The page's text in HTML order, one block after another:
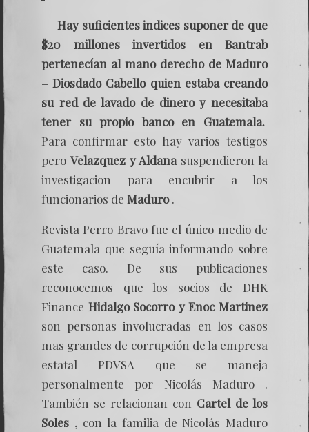
Hay suficientes indices suponer de que
$20 millones invertidos en Bantrab
pertenecían al mano derecho de Maduro
– Diosdado Cabello quien estaba creando
su red de lavado de dinero y necesitaba
tener su propio banco en Guatemala.
Para confirmar esto hay varios testigos
pero Velazquez y Aldanasuspendieron la
investigacion para encubrir a los
funcionarios de Maduro.
Revista Perro Bravo fue el único medio de
Guatemala que seguía informando sobre
este caso. De sus publicaciones
reconocemos que los socios de DHK
Finance Hidalgo Socorro y Enoc Martinez
son personas involucradas en los casos
mas grandes de corrupción de la empresa
estatal PDVSA que se maneja
personalmente por Nicolás Maduro .
También se relacionan con Cartel de los
Soles , con la familia de Nicolás Maduro